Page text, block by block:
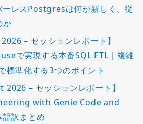
レスPostgresは何が新しく、従
か
– セッションレポート】
で実現する本番SQL ETL｜複雑
標準化する3つのポイント
2026 – セッションレポート】
with Genie Code and
訳まとめ